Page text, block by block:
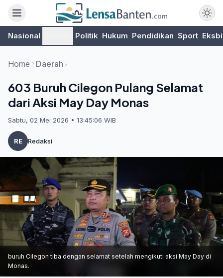
Nasional Politik Hukum Pendidikan Sport
Home Daerah
603 Buruh Cilegon Pulang Selamat
dari Aksi May Day Monas
Sabtu, 02 Mei 2026 • 13:45:06 WIB
RE Redaksi
buruh Cilegon tiba dengan selamat setelah mengikuti aksi May Day di
Monas.